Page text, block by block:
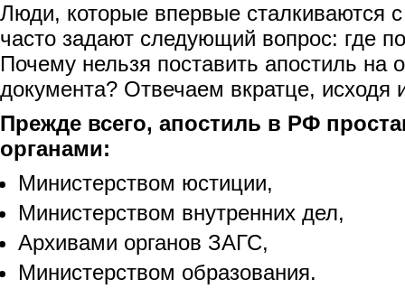
Люди, которые впервые сталкиваются
часто задают следующий вопрос: где
Почему нельзя поставить апостиль на
документа? Отвечаем вкратце, исходя
Прежде всего, апостиль в РФ
органами:
Министерством юстиции,
Министерством внутренних дел,
Архивами органов ЗАГС,
Министерством образования.